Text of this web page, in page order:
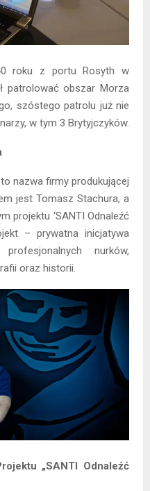
roku z portu Rosyth w
patrolować obszar Morza
szóstego patrolu już nie
w tym 3 Brytyjczyków.
to nazwa firmy produkującej
jest Tomasz Stachura, a
projektu ‘SANTI Odnaleźć
– prywatna inicjatywa
nurków,
oraz historii.
„SANTI Odnaleźć